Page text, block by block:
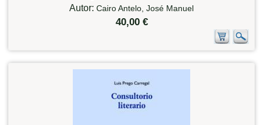
Autor: Cairo Antelo, José Manuel
40,00 €